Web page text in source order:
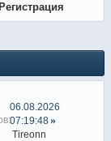
Регистрация
06.08.2026
07:19:48
Tireonn